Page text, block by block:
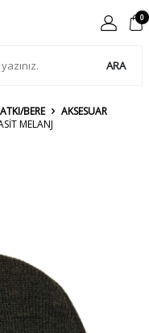
ARA
0
ATKI/BERE
AKSESUAR
MELANJ